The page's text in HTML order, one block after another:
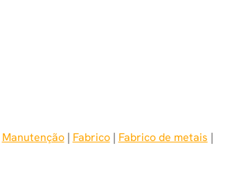
Manutenção | Fabrico | Fabrico de metais